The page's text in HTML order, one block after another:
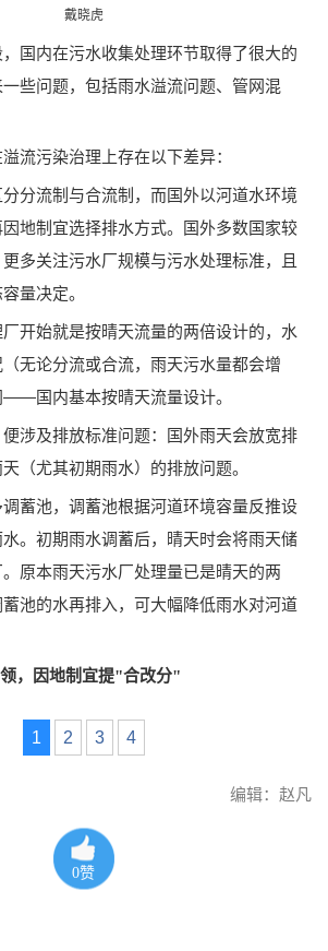
戴晓虎
国内在污水收集处理环节取得了很大的
些问题，包括雨水溢流问题、管网混
流污染治理上存在以下差异：
分流制与合流制，而国外以河道水环境
地制宜选择排水方式。国外多数国家较
多关注污水厂规模与污水处理标准，且
量决定。
开始就是按晴天流量的两倍设计的，水
无论分流或合流，雨天污水量都会增
国内基本按晴天流量设计。
涉及排放标准问题：国外雨天会放宽排
（尤其初期雨水）的排放问题。
蓄池，调蓄池根据河道环境容量反推设
。初期雨水调蓄后，晴天时会将雨天储
原本雨天污水厂处理量已是晴天的两
池的水再排入，可大幅降低雨水对河道
，因地制宜提"合改分"
1 2 3 4
编辑：赵凡
0赞